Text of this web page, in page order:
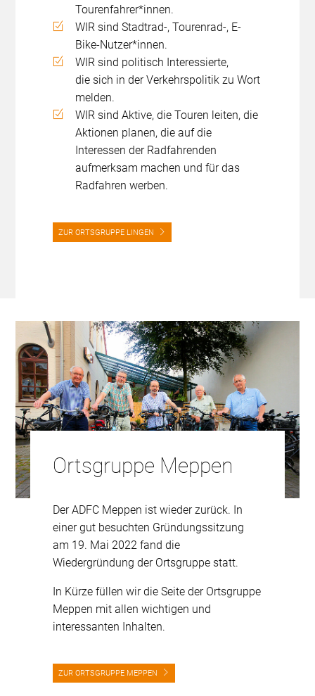
Tourenfahrer*innen.
WIR sind Stadtrad-, Tourenrad-, E-
Bike-Nutzer*innen.
WIR sind politisch Interessierte,
die sich in der Verkehrspolitik zu Wort
melden.
WIR sind Aktive, die Touren leiten, die
Aktionen planen, die auf die
Interessen der Radfahrenden
aufmerksam machen und für das
Radfahren werben.
ZUR ORTSGRUPPE LINGEN
Ortsgruppe Meppen
Der ADFC Meppen ist wieder zurück. In
einer gut besuchten Gründungssitzung
am 19. Mai 2022 fand die
Wiedergründung der Ortsgruppe statt.
In Kürze füllen wir die Seite der Ortsgruppe
Meppen mit allen wichtigen und
interessanten Inhalten.
ZUR ORTSGRUPPE MEPPEN